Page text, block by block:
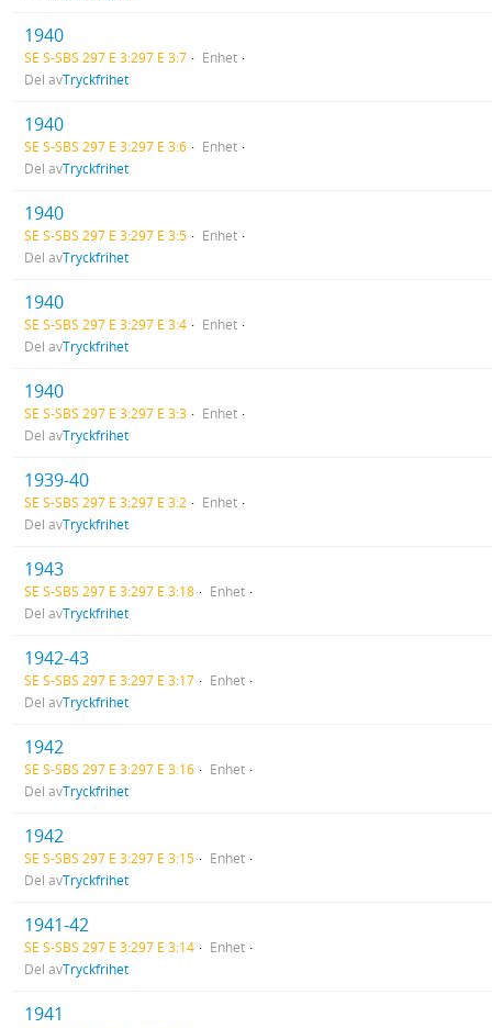
1940
SE S-SBS 297 E 3:297 E 3:7
Enhet
Del avTryckfrihet
1940
SE S-SBS 297 E 3:297 E 3:6
Enhet
Del avTryckfrihet
1940
SE S-SBS 297 E 3:297 E 3:5
Enhet
Del avTryckfrihet
1940
SE S-SBS 297 E 3:297 E 3:4
Enhet
Del avTryckfrihet
1940
SE S-SBS 297 E 3:297 E 3:3
Enhet
Del avTryckfrihet
1939-40
SE S-SBS 297 E 3:297 E 3:2
Enhet
Del avTryckfrihet
1943
SE S-SBS 297 E 3:297 E 3:18
Enhet
Del avTryckfrihet
1942-43
SE S-SBS 297 E 3:297 E 3:17
Enhet
Del avTryckfrihet
1942
SE S-SBS 297 E 3:297 E 3:16
Enhet
Del avTryckfrihet
1942
SE S-SBS 297 E 3:297 E 3:15
Enhet
Del avTryckfrihet
1941-42
SE S-SBS 297 E 3:297 E 3:14
Enhet
Del avTryckfrihet
1941